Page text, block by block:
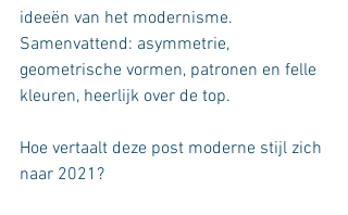
ideeën van het modernisme.
Samenvattend: asymmetrie,
geometrische vormen, patronen en felle
kleuren, heerlijk over de top.
Hoe vertaalt deze post moderne stijl zich
naar 2021?